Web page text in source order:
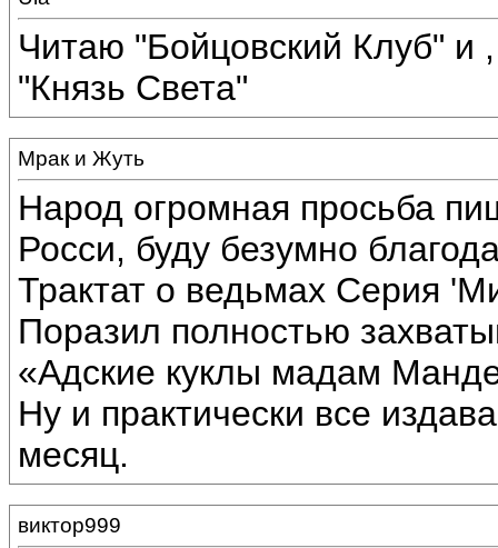
Читаю "Бойцовский Клуб" и
"Князь Света"
Мрак и Жуть
Народ огромная просьба
Росси, буду безумно
Трактат о ведьмах Серия
Поразил полностью
«Адские куклы мадам
Ну и практически все
месяц.
виктор999